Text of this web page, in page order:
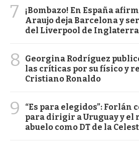
7
¡Bombazo! En España
Araujo deja Barcelona y
del Liverpool de Inglaterra
8
Georgina Rodríguez
las críticas por su físico y
Cristiano Ronaldo
9
“Es para elegidos”: Forlán
para dirigir a Uruguay y el
abuelo como DT de la